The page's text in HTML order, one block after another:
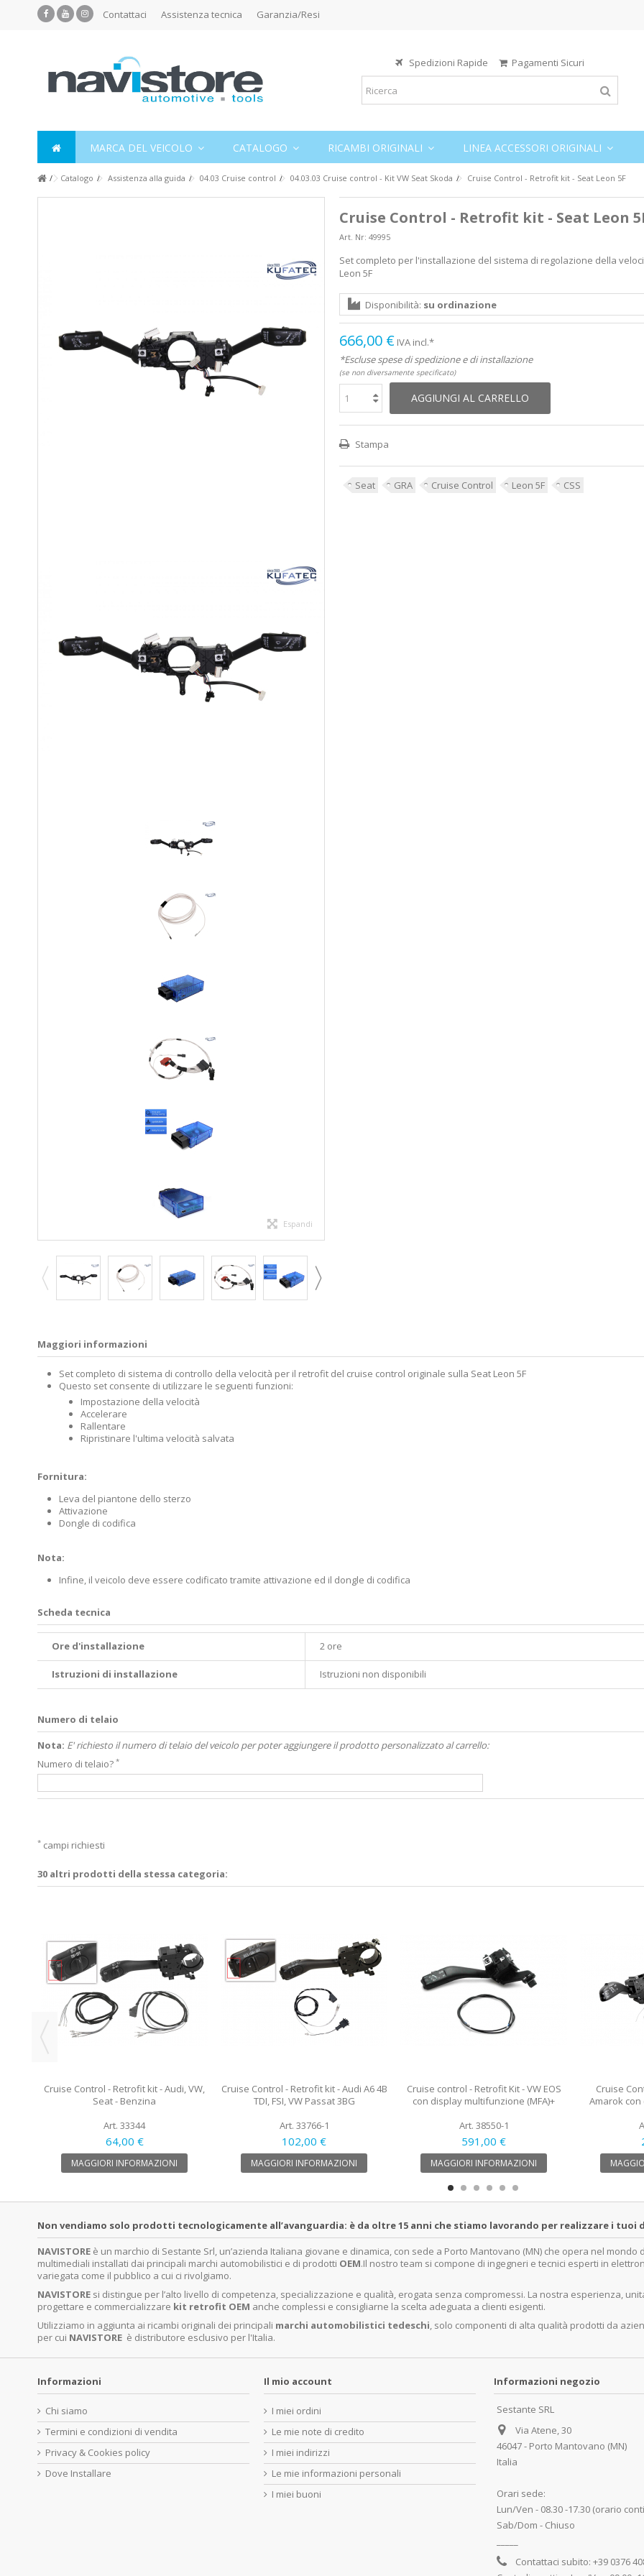
Contattaci Assistenza tecnica Garanzia/Resi
Spedizioni Rapide Pagamenti Sicuri
MARCA DEL VEICOLO CATALOGO RICAMBI ORIGINALI LINEA ACCESSORI ORIGINALI
Catalogo Assistenza alla guida 04.03 Cruise control 04.03.03 Cruise control - Kit VW Seat Skoda Cruise Control - Retrofit kit - Seat Leon 5F
Espandi
Cruise Control - Retrofit kit - Seat Leon
Art. Nr: 49995
Set completo per l'installazione del sistema di regolazione della
Leon 5F
Disponibilità: su ordinazione
666,00 € IVA incl.*
*Escluse spese di spedizione e di installazione
(se non diversamente specificato)
AGGIUNGI AL CARRELLO
Stampa
Seat GRA Cruise Control Leon 5F CSS
Maggiori informazioni
Set completo di sistema di controllo della velocità per il retrofit del cruise control originale sulla Seat Leon 5F
Questo set consente di utilizzare le seguenti funzioni:
Impostazione della velocità
Accelerare
Rallentare
Ripristinare l'ultima velocità salvata
Fornitura:
Leva del piantone dello sterzo
Attivazione
Dongle di codifica
Nota:
Infine, il veicolo deve essere codificato tramite attivazione ed il dongle di codifica
Scheda tecnica
Ore d'installazione 2 ore
Istruzioni di installazione Istruzioni non disponibili
Numero di telaio
Nota: E' richiesto il numero di telaio del veicolo per poter aggiungere il prodotto personalizzato al carrello:
Numero di telaio? *
* campi richiesti
30 altri prodotti della stessa categoria:
Cruise Control - Retrofit kit - Audi, VW,
Seat - Benzina
Art. 33344
64,00 €
MAGGIORI INFORMAZIONI
Cruise Control - Retrofit kit - Audi A6 4B
TDI, FSI, VW Passat 3BG
Art. 33766-1
102,00 €
MAGGIORI INFORMAZIONI
Cruise control - Retrofit Kit - VW EOS
con display multifunzione (MFA)+
Art. 38550-1
591,00 €
MAGGIORI INFORMAZIONI
Cruise
Amarok
Non vendiamo solo prodotti tecnologicamente all’avanguardia: è da oltre 15 anni che stiamo lavorando per realizzare i tuoi
NAVISTORE è un marchio di Sestante Srl, un’azienda Italiana giovane e dinamica, con sede a Porto Mantovano (MN) che opera nel mondo
multimediali installati dai principali marchi automobilistici e di prodotti OEM.Il nostro team si compone di ingegneri e tecnici esperti in
variegata come il pubblico a cui ci rivolgiamo.
NAVISTORE si distingue per l’alto livello di competenza, specializzazione e qualità, erogata senza compromessi. La nostra esperienza,
progettare e commercializzare kit retrofit OEM anche complessi e consigliarne la scelta adeguata a clienti esigenti.
Utilizziamo in aggiunta ai ricambi originali dei principali marchi automobilistici tedeschi, solo componenti di alta qualità prodotti da
per cui NAVISTORE è distributore esclusivo per l'Italia.
Informazioni
Chi siamo
Termini e condizioni di vendita
Privacy & Cookies policy
Dove Installare
Il mio account
I miei ordini
Le mie note di credito
I miei indirizzi
Le mie informazioni personali
I miei buoni
Informazioni negozio
Sestante SRL
Via Atene, 30
46047 - Porto Mantovano (MN)
Italia
Orari sede:
Lun/Ven - 08.30 -17.30 (orario
Sab/Dom - Chiuso
Contattaci subito: +39 0376